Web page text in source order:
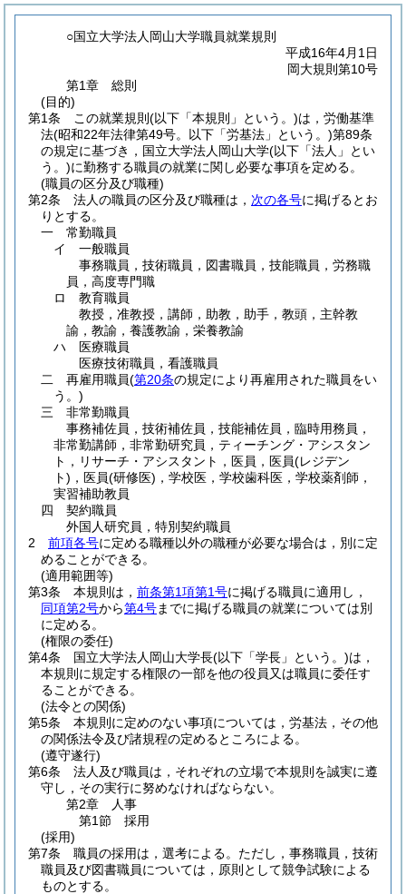
○国立大学法人岡山大学職員就業規則
平成16年4月1日
岡大規則第10号
第1章
総則
(目的)
第1条
この就業規則 (以下「本規則」という。)は，労働基準
法(昭和22年法律第49号。以下「労基法」という。)第89条
の規定に基づき，国立大学法人岡山大学(以下「法人」とい
う。)に勤務する職員の就業に関し必要な事項を定める。
(職員の区分及び職種)
第2条
法人の職員の区分及び職種は， 次の各号に掲げるとお
りとする。
一
常勤職員
イ
一般職員
事務職員，技術職員，図書職員，技能職員，労務職
員，高度専門職
ロ
教育職員
教授，准教授，講師，助教，助手，教頭，主幹教
諭，教諭，養護教諭，栄養教諭
ハ
医療職員
医療技術職員，看護職員
二
再雇用職員(第20条の規定により再雇用された職員をい
う。)
三
非常勤職員
事務補佐員，技術補佐員，技能補佐員，臨時用務員，
非常勤講師，非常勤研究員，ティーチング・アシスタン
ト，リサーチ・アシスタント，医員，医員(レジデン
ト) ，医員(研修医) ，学校医，学校歯科医，学校薬剤師，
実習補助教員
四
契約職員
外国人研究員，特別契約職員
2
前項各号に定める職種以外の職種が必要な場合は，別に定
めることができる。
(適用範囲等)
第3条
本規則は， 前条第1項第1号に掲げる職員に適用し，
同項第2号から第4号までに掲げる職員の就業については別
に定める。
(権限の委任)
第4条
国立大学法人岡山大学長(以下「学長」という。)は，
本規則に規定する権限の一部を他の役員又は職員に委任す
ることができる。
(法令との関係)
第5条
本規則に定めのない事項については，労基法，その他
の関係法令及び諸規程の定めるところによる。
(遵守遂行)
第6条
法人及び職員は，それぞれの立場で本規則を誠実に遵
守し，その実行に努めなければならない。
第2章
人事
第1節
採用
(採用)
第7条
職員の採用は，選考による。 ただし，事務職員，技術
職員及び図書職員については，原則として競争試験による
ものとする。